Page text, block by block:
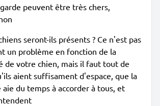
peuvent être très chers,
seront-ils présents ? Ce n'est pas
un problème en fonction de la
de votre chien, mais il faut tout de
aient suffisament d'espace, que la
aie du temps à accorder à tous, et